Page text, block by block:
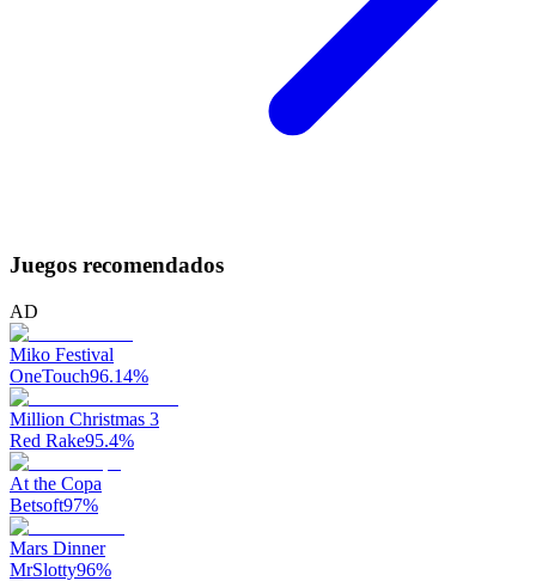
Juegos recomendados
AD
Miko Festival
OneTouch96.14%
Million Christmas 3
Red Rake95.4%
At the Copa
Betsoft97%
Mars Dinner
MrSlotty96%